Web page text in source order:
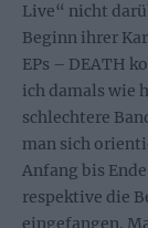
Live“ nicht
Beginn ihrer
EPs – DEATH
ich damals wie
schlechtere
man sich
Anfang bis
respektive die
eingefangen.